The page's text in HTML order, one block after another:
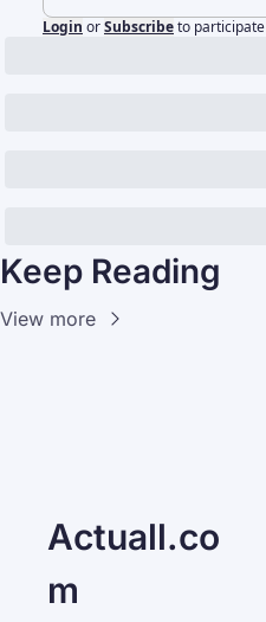
Login orSubscribeto participate
Keep Reading
View more
Actuall.co
m